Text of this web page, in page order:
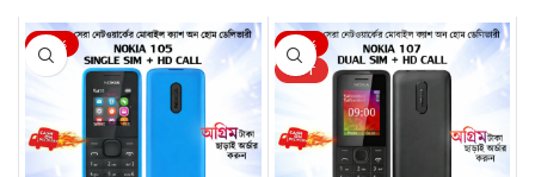
-25%
-22%
HOT